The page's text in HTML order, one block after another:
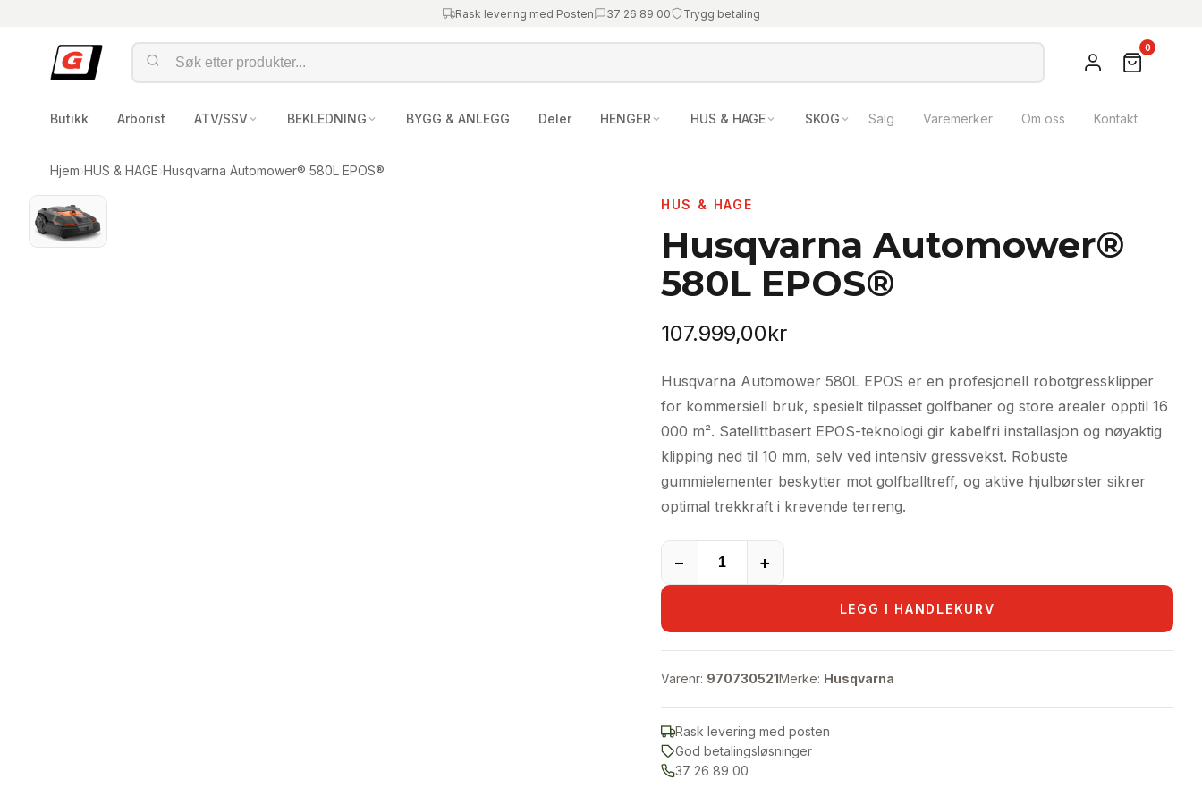
Rask levering med Posten 37 26 89 00 Trygg betaling
0
Butikk Arborist ATV/SSV BEKLEDNING BYGG & ANLEGG Deler HENGER HUS & HAGE SKOG Salg Varemerker Om oss Kontakt
Hjem›HUS & HAGE›Husqvarna Automower® 580L EPOS®
HUS & HAGE
Husqvarna Automower®
580L EPOS®
107.999,00kr
Husqvarna Automower 580L EPOS er en profesjonell robotgressklipper
for kommersiell bruk, spesielt tilpasset golfbaner og store arealer opptil 16
000 m². Satellittbasert EPOS-teknologi gir kabelfri installasjon og nøyaktig
klipping ned til 10 mm, selv ved intensiv gressvekst. Robuste
gummielementer beskytter mot golfballtreff, og aktive hjulbørster sikrer
optimal trekkraft i krevende terreng.
− +
LEGG I HANDLEKURV
Varenr: 970730521Merke: Husqvarna
Rask levering med posten
God betalingsløsninger
37 26 89 00